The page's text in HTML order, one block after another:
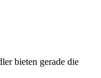
bieten gerade die